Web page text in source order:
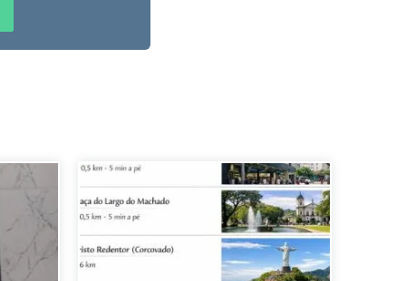
is a genuine treasure. It boasts unique
and Parque Guinle, featuring architecture by
a lively hub with samba, food, and craft fairs on the
off: you exchange immediate beach access for
high-quality base for exploring the city. "
Rosangela Z.
há 10 meses